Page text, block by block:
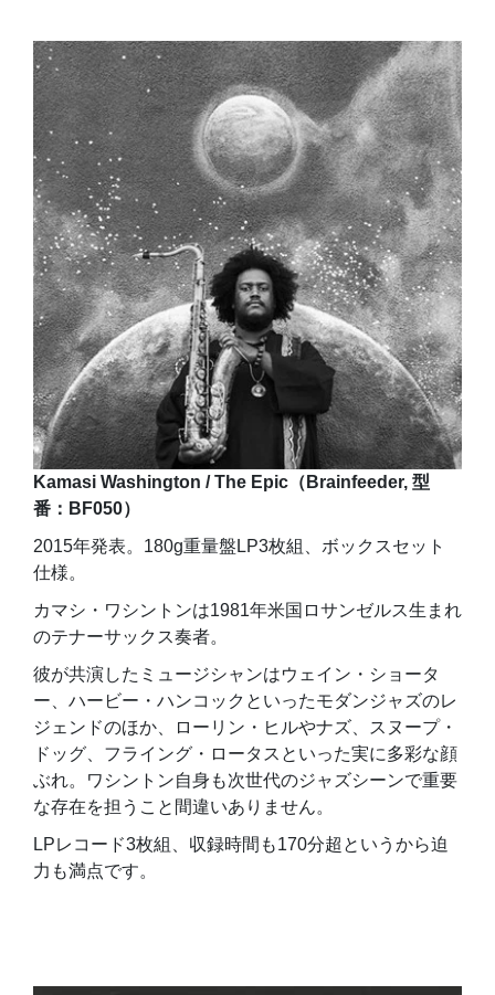
Kamasi Washington / The Epic（Brainfeeder, 型
番：BF050）
2015年発表。180g重量盤LP3枚組、ボックスセット
仕様。
カマシ・ワシントンは1981年米国ロサンゼルス生まれ
のテナーサックス奏者。
彼が共演したミュージシャンはウェイン・ショータ
ー、ハービー・ハンコックといったモダンジャズのレ
ジェンドのほか、ローリン・ヒルやナズ、スヌープ・
ドッグ、フライング・ロータスといった実に多彩な顔
ぶれ。ワシントン自身も次世代のジャズシーンで重要
な存在を担うこと間違いありません。
LPレコード3枚組、収録時間も170分超というから迫
力も満点です。